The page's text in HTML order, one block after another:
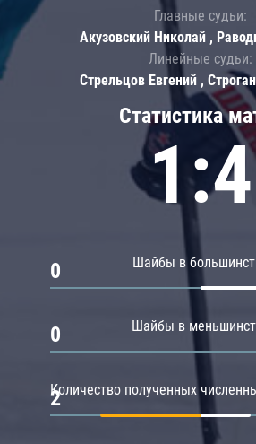
Статистика
1:4
Шайбы в
0
Шайбы в
0
Количество полученных
2
Главные судьи:
Акузовский Николай ,
Линейные судьи:
Стрельцов Евгений ,